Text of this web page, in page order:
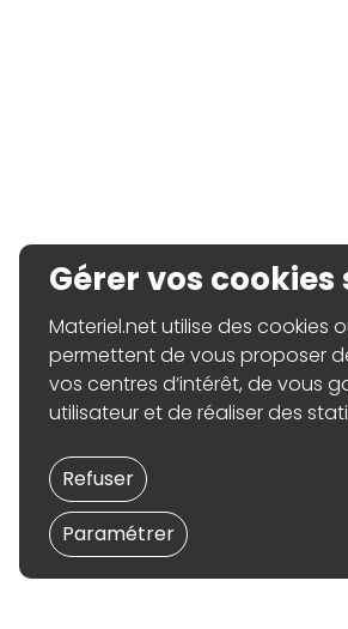
Gérer vos
Materiel.net utilise des cookies
permettent de vous proposer
vos centres d’intérêt, de vous
utilisateur et de réaliser des
Paramétrer
Refuser